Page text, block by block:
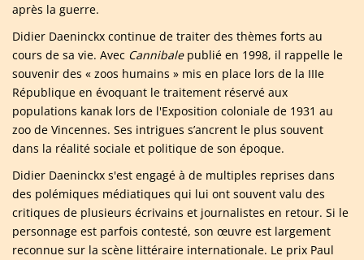
après la guerre.
Didier Daeninckx continue de traiter des thèmes forts au
cours de sa vie. Avec Cannibalepublié en 1998, il rappelle le
souvenir des « zoos humains » mis en place lors de la IIIe
République en évoquant le traitement réservé aux
populations kanak lors de l'Exposition coloniale de 1931 au
zoo de Vincennes. Ses intrigues s’ancrent le plus souvent
dans la réalité sociale et politique de son époque.
Didier Daeninckx s'est engagé à de multiples reprises dans
des polémiques médiatiques qui lui ont souvent valu des
critiques de plusieurs écrivains et journalistes en retour. Si le
personnage est parfois contesté, son œuvre est largement
reconnue sur la scène littéraire internationale. Le prix Paul